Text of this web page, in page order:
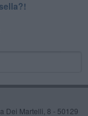
Dei Martelli, 8 - 50129